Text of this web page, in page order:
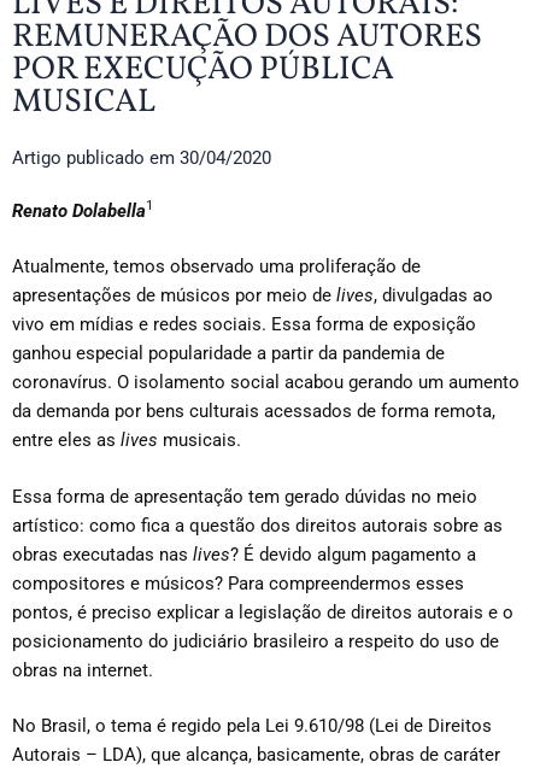
REMUNERAÇÃO DOS AUTORES
POR EXECUÇÃO PÚBLICA
MUSICAL
Artigo publicado em 30/04/2020
Renato Dolabella1
Atualmente, temos observado uma proliferação de
apresentações de músicos por meio de lives, divulgadas ao
vivo em mídias e redes sociais. Essa forma de exposição
ganhou especial popularidade a partir da pandemia de
coronavírus. O isolamento social acabou gerando um aumento
da demanda por bens culturais acessados de forma remota,
entre eles as lives musicais.
Essa forma de apresentação tem gerado dúvidas no meio
artístico: como fica a questão dos direitos autorais sobre as
obras executadas nas lives? É devido algum pagamento a
compositores e músicos? Para compreendermos esses
pontos, é preciso explicar a legislação de direitos autorais e o
posicionamento do judiciário brasileiro a respeito do uso de
obras na internet.
No Brasil, o tema é regido pela Lei 9.610/98 (Lei de Direitos
Autorais – LDA), que alcança, basicamente, obras de caráter